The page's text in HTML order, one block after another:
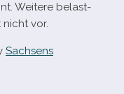
Weitere belast­
vor.
Sachsens